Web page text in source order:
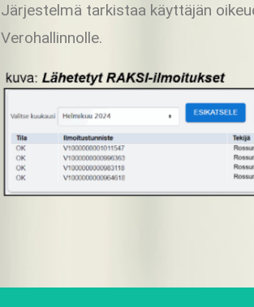
Järjestelmä tarkistaa käyttäjän
Verohallinnolle.